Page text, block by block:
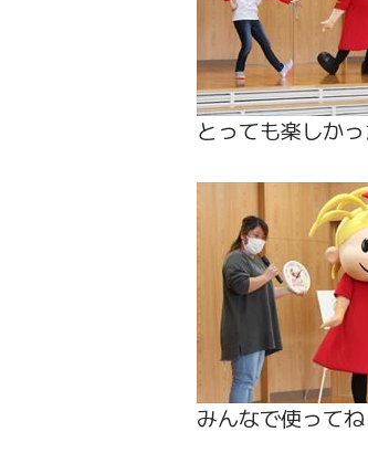
とっても楽しか
みんなで使って